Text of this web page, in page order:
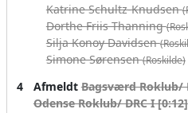
Katrine Schultz-Knudsen
Dorthe Friis Thanning
Silja Konoy Davidsen
Simone Sørensen(Roskilde)
4 AfmeldtBagsværd Roklub/
Odense Roklub/ DRC I [0:12]